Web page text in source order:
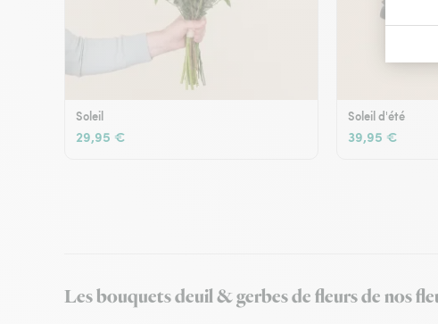
Soleil
29,95 €
Soleil d'été
39,95 €
Les bouquets deuil & gerbes de fleurs de nos